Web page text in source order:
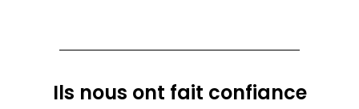
Ils nous ont fait confiance